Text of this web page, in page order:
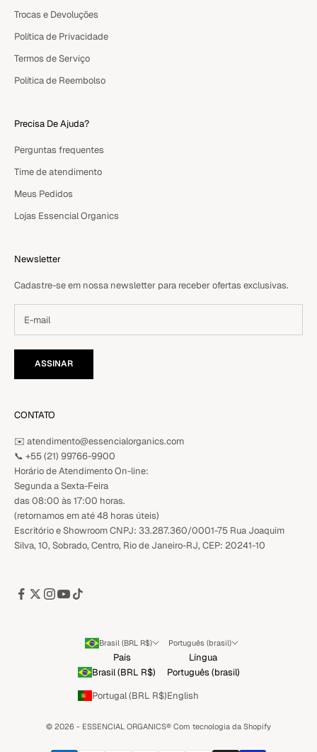
Trocas e Devoluções
Política de Privacidade
Termos de Serviço
Política de Reembolso
Precisa De Ajuda?
Perguntas frequentes
Time de atendimento
Meus Pedidos
Lojas Essencial Organics
Newsletter
Cadastre-se em nossa newsletter para receber ofertas exclusivas.
ASSINAR
CONTATO
✉️ atendimento@essencialorganics.com
📞 +55 (21) 99766-9900
Horário de Atendimento On-line:
Segunda a Sexta-Feira
das 08:00 às 17:00 horas.
(retornamos em até 48 horas úteis)
Escritório e Showroom CNPJ: 33.287.360/0001-75 Rua Joaquim
Silva, 10, Sobrado, Centro, Rio de Janeiro-RJ, CEP: 20241-10
Brasil (BRL R$)
País
Brasil (BRL R$)
Portugal (BRL R$)
Português (brasil)
Língua
Português (brasil)
English
© 2026 - ESSENCIAL ORGANICS®️ Com tecnologia da Shopify